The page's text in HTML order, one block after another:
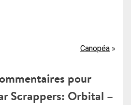
Canopéa
pour
Scrappers: Orbital –